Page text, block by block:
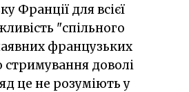
Франції для всієї
"спільного
французьких
стримування доволі
це не розуміють у